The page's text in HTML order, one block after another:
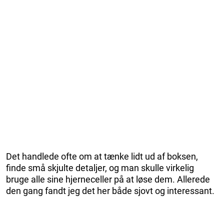
Det handlede ofte om at tænke lidt ud af boksen,
finde små skjulte detaljer, og man skulle virkelig
bruge alle sine hjerneceller på at løse dem. Allerede
den gang fandt jeg det her både sjovt og interessant.